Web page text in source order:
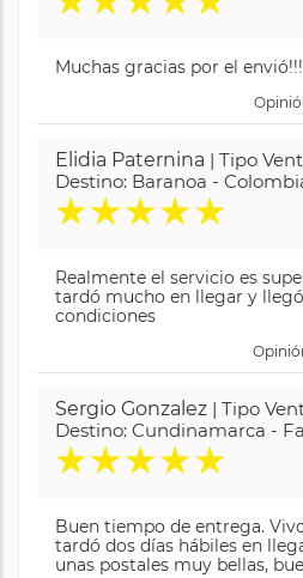
Muchas gracias por el envió!!!
Elidia Paternina | Tipo
Destino: Baranoa -
★★★★★
Realmente el servicio es
tardó mucho en llegar y
condiciones
Sergio Gonzalez | Tipo
Destino: Cundinamarca -
★★★★★
Buen tiempo de entrega.
tardó dos días hábiles en
unas postales muy bellas,